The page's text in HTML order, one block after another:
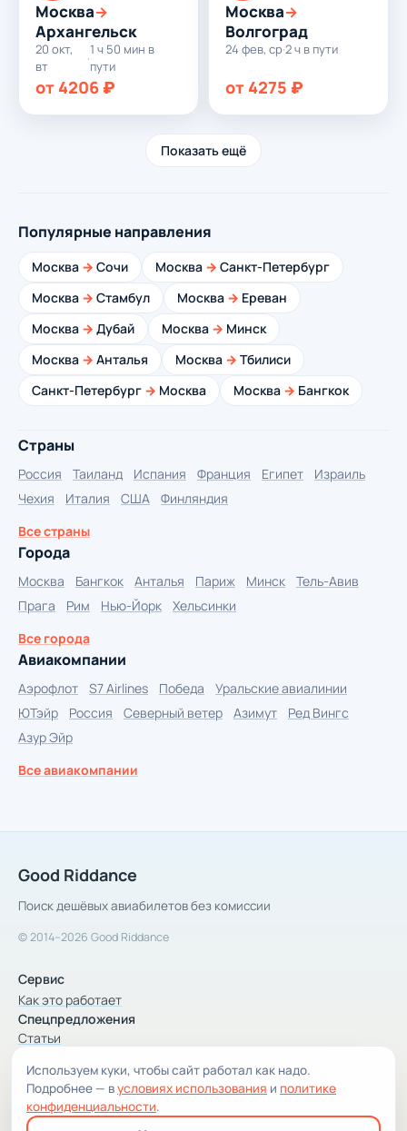
Москва→
Архангельск
20 окт,
вт
·
1 ч 50 мин в
пути
от 4206 ₽
Москва→
Волгоград
24 фев, ср·2 ч в пути
от 4275 ₽
Показать ещё
Популярные направления
Москва → Сочи Москва → Санкт-Петербург
Москва → Стамбул Москва → Ереван
Москва → Дубай Москва → Минск
Москва → Анталья Москва → Тбилиси
Санкт-Петербург → Москва Москва → Бангкок
Страны
Россия Таиланд Испания Франция Египет
Израиль
Чехия
Италия США
Финляндия
Все страны
Города
Москва Бангкок Анталья Париж Минск
Тель-Авив
Прага
Рим Нью-Йорк
Хельсинки
Все города
Авиакомпании
Аэрофлот S7 Airlines Победа
Уральские авиалинии
ЮТэйр
Россия Северный ветер Азимут
Ред Вингс
Азур Эйр
Все авиакомпании
Good Riddance
Поиск дешёвых авиабилетов без комиссии
© 2014–2026 Good Riddance
Сервис
Как это работает
Спецпредложения
Статьи
Компания
Компания и контакты
Условия использования
Используем куки, чтобы сайт работал как надо.
Подробнее — вусловиях использования и политике
конфиденциальности.